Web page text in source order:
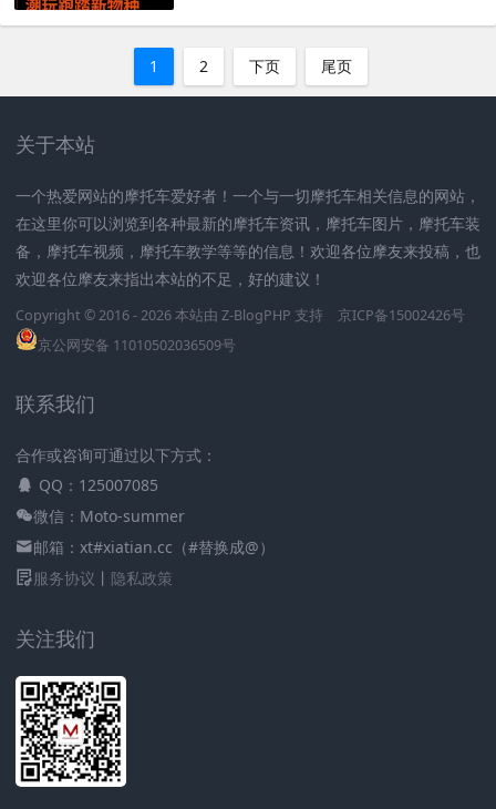
1 2 下页 尾页
关于本站
一个热爱网站的摩托车爱好者！一个与一切摩托车相关信息的网站，
在这里你可以浏览到各种最新的摩托车资讯，摩托车图片，摩托车装
备，摩托车视频，摩托车教学等等的信息！欢迎各位摩友来投稿，也
欢迎各位摩友来指出本站的不足，好的建议！
Copyright © 2016 - 2026 本站由 Z-BlogPHP 支持
京ICP备15002426号
京公网安备 11010502036509号
联系我们
合作或咨询可通过以下方式：
QQ：125007085
微信：Moto-summer
邮箱：xt#xiatian.cc（#替换成@）
服务协议 丨 隐私政策
关注我们